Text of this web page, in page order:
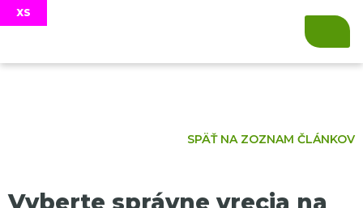
SPÄŤ NA ZOZNAM ČLÁNKOV
Vyberte správne vrecia na